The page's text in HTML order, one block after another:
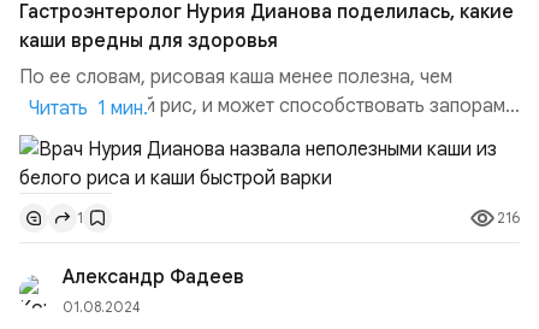
Гастроэнтеролог Нурия Дианова поделилась, какие
каши вредны для здоровья
По ее словам, рисовая каша менее полезна, чем
обычный белый рис, и может способствовать запорам.
Также она отметила, что манная каша повышает
гликемический индекс. К неполезным она отнесла и
каши быстрого приготовления. Рассказала Нурия
Дианова в беседе с «Радио 1», исполнительный
директор АНО Национальный исследовательский
центр «Здоровое питание», дие...
Читать 1 мин.
1 216
Александр Фадеев
01.08.2024